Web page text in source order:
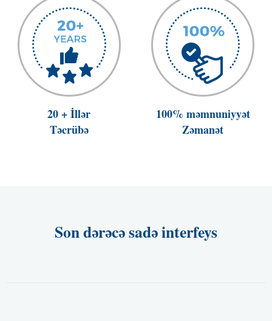
20 + İllər
Təcrübə
100% məmnuniyyət
Zəmanət
Son dərəcə sadə interfeys